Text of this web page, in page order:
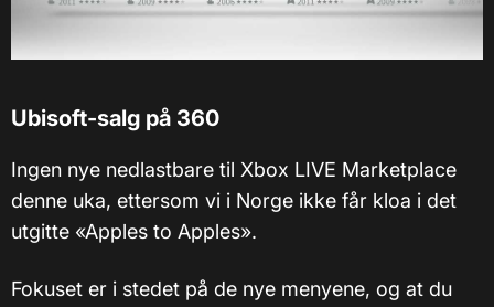
Ubisoft-salg på 360
Ingen nye nedlastbare til Xbox LIVE Marketplace
denne uka, ettersom vi i Norge ikke får kloa i det
utgitte «Apples to Apples».
Fokuset er i stedet på de nye menyene, og at du